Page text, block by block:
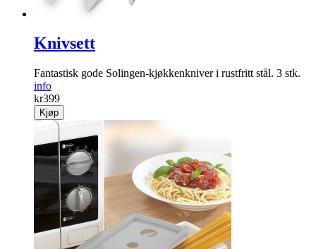
Knivsett
Fantastisk gode Solingen-kjøkkenkniver i rustfritt stål. 3 stk.
info
kr399
Kjøp